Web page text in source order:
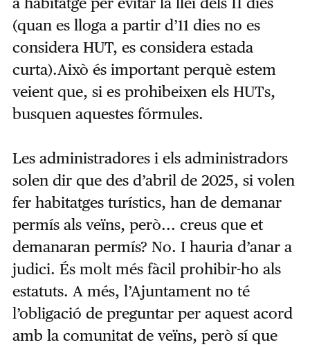
(quan es lloga a partir d’11 dies no es
considera HUT, es considera estada
curta).Això és important perquè estem
veient que, si es prohibeixen els HUTs,
busquen aquestes fórmules.
Les administradores i els administradors
solen dir que des d’abril de 2025, si volen
fer habitatges turístics, han de demanar
permís als veïns, però... creus que et
demanaran permís? No. I hauria d’anar a
judici. És molt més fàcil prohibir-ho als
estatuts. A més, l’Ajuntament no té
l’obligació de preguntar per aquest acord
amb la comunitat de veïns, però sí que